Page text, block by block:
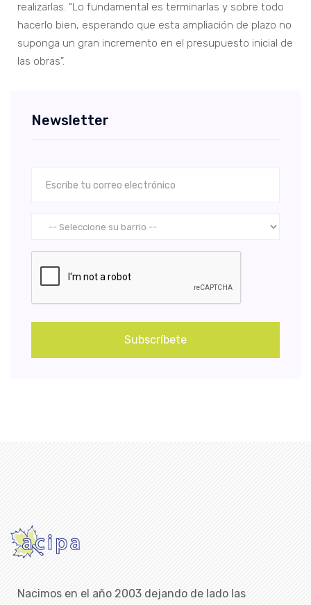
realizarlas. “Lo fundamental es terminarlas y sobre todo
hacerlo bien, esperando que esta ampliación de plazo no
suponga un gran incremento en el presupuesto inicial de
las obras”.
Newsletter
Subscríbete
Nacimos en el año 2003 dejando de lado las